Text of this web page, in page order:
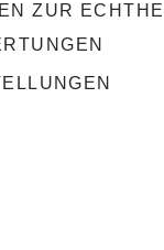
ZUR